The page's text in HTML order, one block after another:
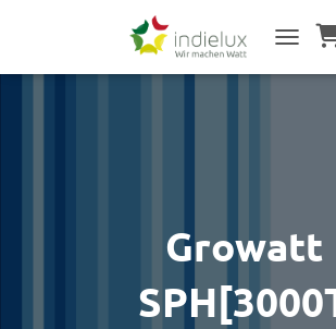
Growatt